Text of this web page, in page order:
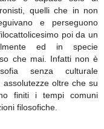
quelli che in non
e perseguono
poi da un
ed in specie
che mai. Infatti non è
senza culturale
oltre che su
finiti i tempi comuni
filosofiche.